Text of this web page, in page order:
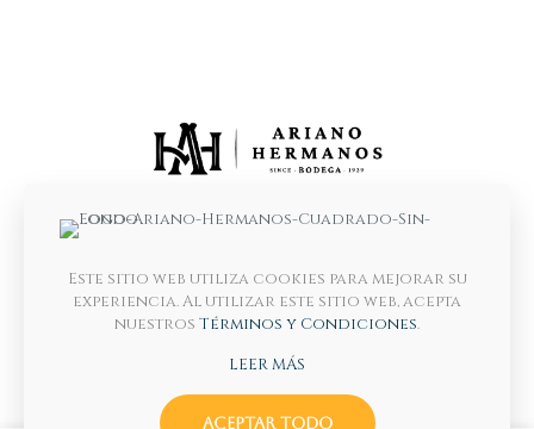
Este sitio web utiliza cookies para mejorar su
experiencia. Al utilizar este sitio web, acepta
nuestros Términos y Condiciones.
LEER MÁS
ACEPTAR TODO